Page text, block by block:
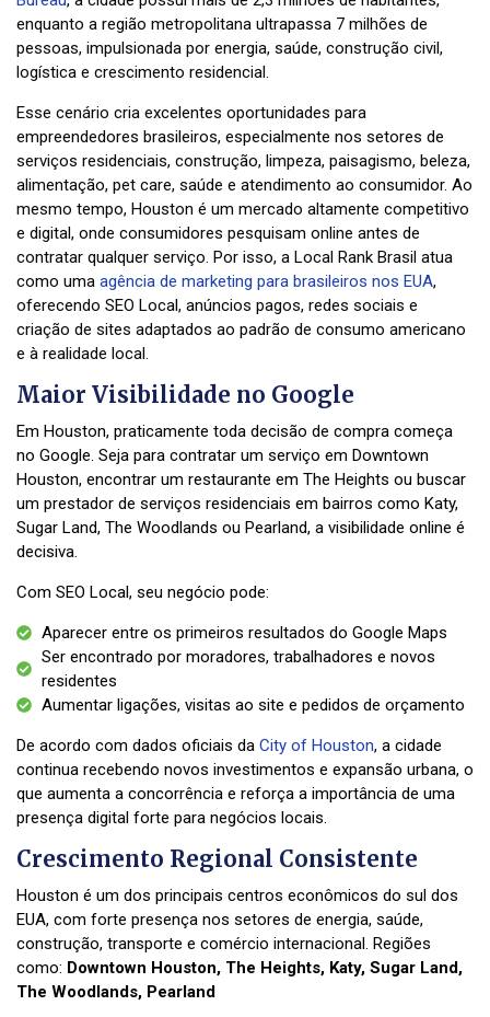
enquanto a região metropolitana ultrapassa 7 milhões de
pessoas, impulsionada por energia, saúde, construção civil,
logística e crescimento residencial.
Esse cenário cria excelentes oportunidades para
empreendedores brasileiros, especialmente nos setores de
serviços residenciais, construção, limpeza, paisagismo, beleza,
alimentação, pet care, saúde e atendimento ao consumidor. Ao
mesmo tempo, Houston é um mercado altamente competitivo
e digital, onde consumidores pesquisam online antes de
contratar qualquer serviço. Por isso, a Local Rank Brasil atua
como uma agência de marketing para brasileiros nos EUA,
oferecendo SEO Local, anúncios pagos, redes sociais e
criação de sites adaptados ao padrão de consumo americano
e à realidade local.
Maior Visibilidade no Google
Em Houston, praticamente toda decisão de compra começa
no Google. Seja para contratar um serviço em Downtown
Houston, encontrar um restaurante em The Heights ou buscar
um prestador de serviços residenciais em bairros como Katy,
Sugar Land, The Woodlands ou Pearland, a visibilidade online é
decisiva.
Com SEO Local, seu negócio pode:
Aparecer entre os primeiros resultados do Google Maps
Ser encontrado por moradores, trabalhadores e novos
residentes
Aumentar ligações, visitas ao site e pedidos de orçamento
De acordo com dados oficiais da City of Houston, a cidade
continua recebendo novos investimentos e expansão urbana, o
que aumenta a concorrência e reforça a importância de uma
presença digital forte para negócios locais.
Crescimento Regional Consistente
Houston é um dos principais centros econômicos do sul dos
EUA, com forte presença nos setores de energia, saúde,
construção, transporte e comércio internacional. Regiões
como: Downtown Houston, The Heights, Katy, Sugar Land,
The Woodlands, Pearland